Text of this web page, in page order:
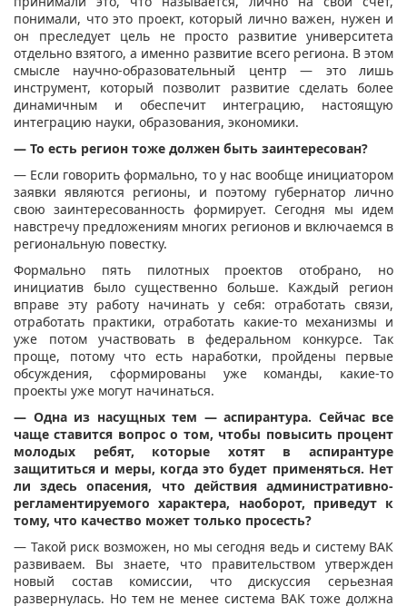
понимали, что это проект, который лично важен, нужен и
он преследует цель не просто развитие университета
отдельно взятого, а именно развитие всего региона. В этом
смысле научно-образовательный центр — это лишь
инструмент, который позволит развитие сделать более
динамичным и обеспечит интеграцию, настоящую
интеграцию науки, образования, экономики.
— То есть регион тоже должен быть заинтересован?
— Если говорить формально, то у нас вообще инициатором
заявки являются регионы, и поэтому губернатор лично
свою заинтересованность формирует. Сегодня мы идем
навстречу предложениям многих регионов и включаемся в
региональную повестку.
Формально пять пилотных проектов отобрано, но
инициатив было существенно больше. Каждый регион
вправе эту работу начинать у себя: отработать связи,
отработать практики, отработать какие-то механизмы и
уже потом участвовать в федеральном конкурсе. Так
проще, потому что есть наработки, пройдены первые
обсуждения, сформированы уже команды, какие-то
проекты уже могут начинаться.
— Одна из насущных тем — аспирантура. Сейчас все
чаще ставится вопрос о том, чтобы повысить процент
молодых ребят, которые хотят в аспирантуре
защититься и меры, когда это будет применяться. Нет
ли здесь опасения, что действия административно-
регламентируемого характера, наоборот, приведут к
тому, что качество может только просесть?
— Такой риск возможен, но мы сегодня ведь и систему ВАК
развиваем. Вы знаете, что правительством утвержден
новый состав комиссии, что дискуссия серьезная
развернулась. Но тем не менее система ВАК тоже должна